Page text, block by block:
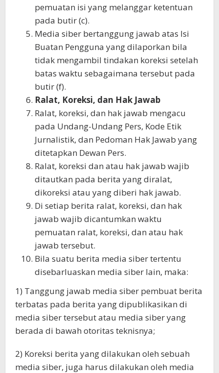
pemuatan isi yang melanggar ketentuan
pada butir (c).
Media siber bertanggung jawab atas Isi
Buatan Pengguna yang dilaporkan bila
tidak mengambil tindakan koreksi setelah
batas waktu sebagaimana tersebut pada
butir (f).
Ralat, Koreksi, dan Hak Jawab
Ralat, koreksi, dan hak jawab mengacu
pada Undang-Undang Pers, Kode Etik
Jurnalistik, dan Pedoman Hak Jawab yang
ditetapkan Dewan Pers.
Ralat, koreksi dan atau hak jawab wajib
ditautkan pada berita yang diralat,
dikoreksi atau yang diberi hak jawab.
Di setiap berita ralat, koreksi, dan hak
jawab wajib dicantumkan waktu
pemuatan ralat, koreksi, dan atau hak
jawab tersebut.
Bila suatu berita media siber tertentu
disebarluaskan media siber lain, maka:
1) Tanggung jawab media siber pembuat berita
terbatas pada berita yang dipublikasikan di
media siber tersebut atau media siber yang
berada di bawah otoritas teknisnya;
2) Koreksi berita yang dilakukan oleh sebuah
media siber, juga harus dilakukan oleh media